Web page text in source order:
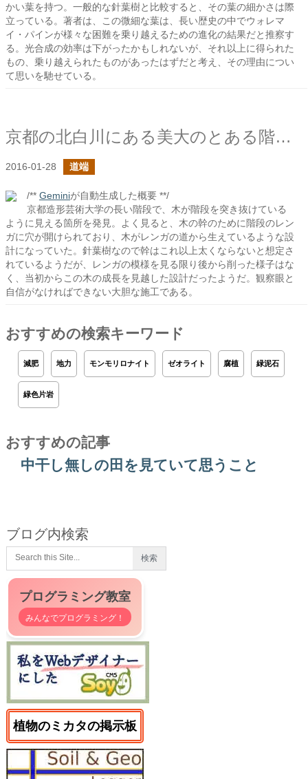
かい葉を持つ。一般的な針葉樹と比較すると、その葉の細かさは際
立っている。著者は、この微細な葉は、長い歴史の中でウォレマ
イ・パインが様々な困難を乗り越えるための進化の結果だと推察す
る。光合成の効率は下がったかもしれないが、それ以上に得られた
もの、乗り越えられたものがあったはずだと考え、その理由につい
て思いを馳せている。
京都の北白川にある美大のとある階段で
2016-01-28 道端
/** Geminiが自動生成した概要 **/
京都造形芸術大学の長い階段で、木が階段を突き抜けている
ように見える箇所を発見。よく見ると、木の幹のために階段のレン
ガに穴が開けられており、木がレンガの道から生えているような設
計になっていた。針葉樹なので幹はこれ以上太くならないと想定さ
れているようだが、レンガの模様を見る限り後から削った様子はな
く、当初からこの木の成長を見越した設計だったようだ。観察眼と
自信がなければできない大胆な施工である。
おすすめの検索キーワード
減肥 地力 モンモリロナイト ゼオライト 腐植 緑泥石
緑色片岩
おすすめの記事
中干し無しの田を見ていて思うこと
ブログ内検索
プログラミング教室
みんなでプログラミング！
植物のミカタの掲示板